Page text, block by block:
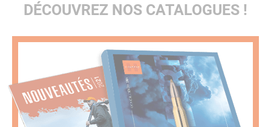
DÉCOUVREZ NOS CATALOGUES !